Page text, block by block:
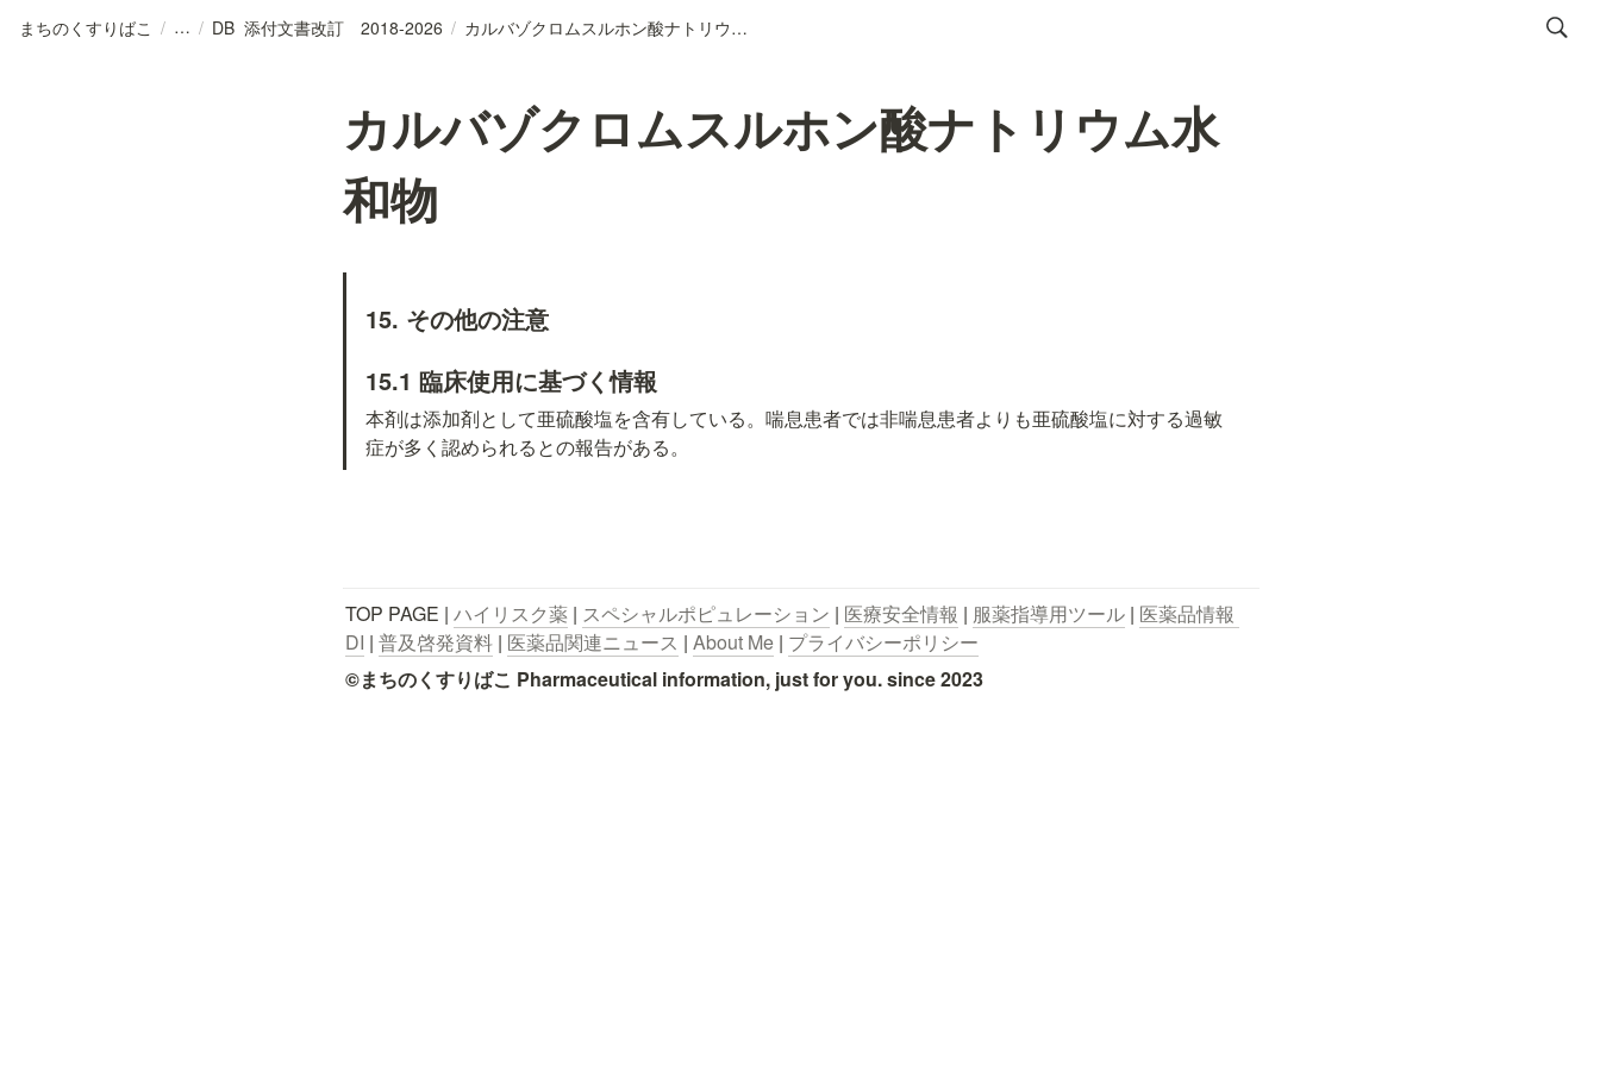
まちのくすりばこ / / DB_添付文書改訂 2018-2026 / カルバゾクロムスルホン酸ナトリウム水和物
カルバゾクロムスルホン酸ナトリウム水
和物
15. その他の注意
15.1 臨床使用に基づく情報
本剤は添加剤として亜硫酸塩を含有している。喘息患者では非喘息患者よりも亜硫酸塩に対する過敏
症が多く認められるとの報告がある。
TOP PAGE | ハイリスク薬 | スペシャルポピュレーション | 医療安全情報 | 服薬指導用ツール | 医薬品情報
DI | 普及啓発資料 | 医薬品関連ニュース | About Me | プライバシーポリシー
©まちのくすりばこ Pharmaceutical information, just for you. since 2023